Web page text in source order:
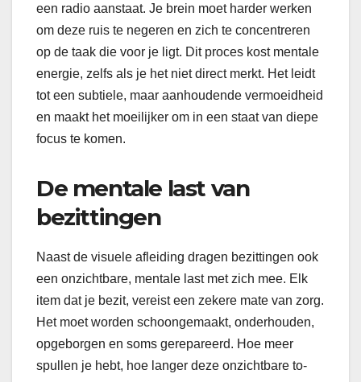
een radio aanstaat. Je brein moet harder werken
om deze ruis te negeren en zich te concentreren
op de taak die voor je ligt. Dit proces kost mentale
energie, zelfs als je het niet direct merkt. Het leidt
tot een subtiele, maar aanhoudende vermoeidheid
en maakt het moeilijker om in een staat van diepe
focus te komen.
De mentale last van
bezittingen
Naast de visuele afleiding dragen bezittingen ook
een onzichtbare, mentale last met zich mee. Elk
item dat je bezit, vereist een zekere mate van zorg.
Het moet worden schoongemaakt, onderhouden,
opgeborgen en soms gerepareerd. Hoe meer
spullen je hebt, hoe langer deze onzichtbare to-